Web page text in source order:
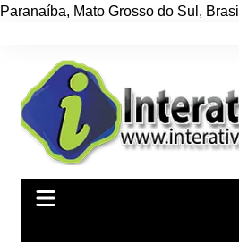
Paranaíba, Mato Grosso do Sul , Brasil
conteúdo